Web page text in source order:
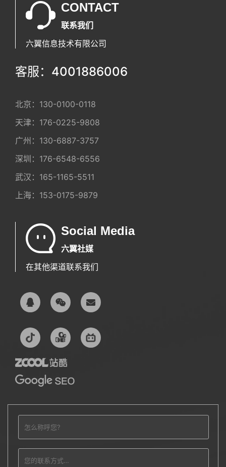
CONTACT
联系我们
六翼信息技术有限公司
客服：4001886006
北京： 130-0100-0118
天津： 176-0225-9808
广州： 130-6887-3757
深圳： 176-6548-6556
武汉： 165-1165-5511
上海： 153-0175-9879
Social Media
六翼社媒
在其他渠道联系我们